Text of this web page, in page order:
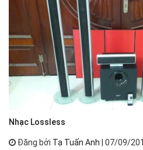
Nhạc Lossless
Đăng bởi Tạ Tuấn Anh | 07/09/